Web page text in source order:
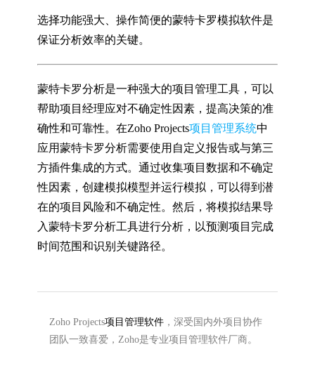
选择功能强大、操作简便的蒙特卡罗模拟软件是
保证分析效率的关键。
蒙特卡罗分析是一种强大的项目管理工具，可以
帮助项目经理应对不确定性因素，提高决策的准
确性和可靠性。在Zoho Projects项目管理系统中
应用蒙特卡罗分析需要使用自定义报告或与第三
方插件集成的方式。通过收集项目数据和不确定
性因素，创建模拟模型并运行模拟，可以得到潜
在的项目风险和不确定性。然后，将模拟结果导
入蒙特卡罗分析工具进行分析，以预测项目完成
时间范围和识别关键路径。
Zoho Projects项目管理软件，深受国内外项目协作
团队一致喜爱，Zoho是专业项目管理软件厂商。